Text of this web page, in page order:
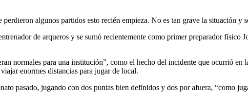
algunos partidos esto recién empieza. No es tan grave la situación y
de arqueros y se sumó recientemente como primer preparador físico
normales para una institución”, como el hecho del incidente que ocurrió en
enormes distancias para jugar de local.
pasado, jugando con dos puntas bien definidos y dos por afuera, “como